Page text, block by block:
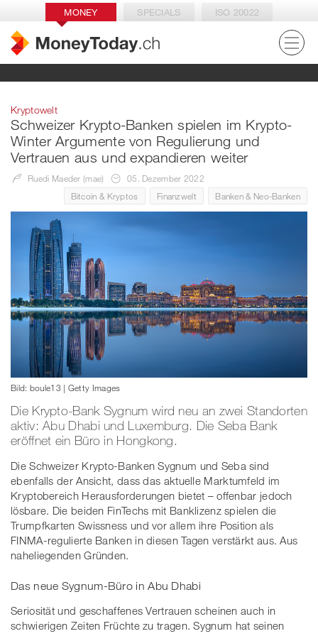
MONEY SPECIALS ISO 20022
Kryptowelt
Schweizer Krypto-Banken spielen im Krypto-
Winter Argumente von Regulierung und
Vertrauen aus und expandieren weiter
Ruedi Maeder (mae)
05. Dezember 2022
Bitcoin & Kryptos
Finanzwelt Banken & Neo-Banken
Bild: boule13 | Getty Images
Die Krypto-Bank Sygnum wird neu an zwei Standorten
aktiv: Abu Dhabi und Luxemburg. Die Seba Bank
eröffnet ein Büro in Hongkong.
Die Schweizer Krypto-Banken Sygnum und Seba sind
ebenfalls der Ansicht, dass das aktuelle Marktumfeld im
Kryptobereich Herausforderungen bietet – offenbar jedoch
lösbare. Die beiden FinTechs mit Banklizenz spielen die
Trumpfkarten Swissness und vor allem ihre Position als
FINMA-regulierte Banken in diesen Tagen verstärkt aus. Aus
naheliegenden Gründen.
Das neue Sygnum-Büro in Abu Dhabi
Seriosität und geschaffenes Vertrauen scheinen auch in
schwierigen Zeiten Früchte zu tragen. Sygnum hat seinen